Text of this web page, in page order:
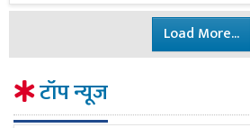
Load More...
टॉप न्यूज